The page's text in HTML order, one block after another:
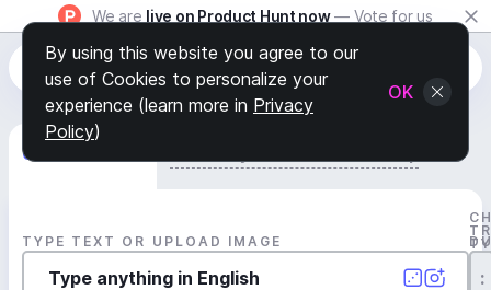
We are live on Product Hunt now — Vote for us
Generate Track
TYPE TEXT OR UPLOAD IMAGE
:
By using this website you agree to our
use of Cookies to personalize your
experience (learn more in Privacy
Policy)
OK